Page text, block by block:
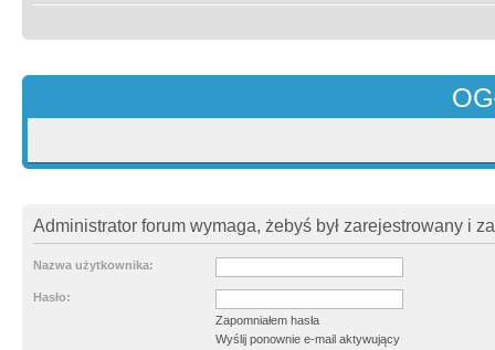
Administrator forum wymaga, żebyś był zarejestrowany i
Nazwa użytkownika:
Hasło:
Zapomniałem hasła
Wyślij ponownie e-mail aktywujący